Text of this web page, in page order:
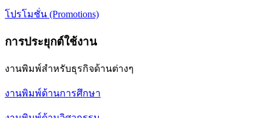
โปรโมชั่น (Promotions)
การประยุกต์ใช้งาน
งานพิมพ์สำหรับธุรกิจด้านต่างๆ
งานพิมพ์ด้านการศึกษา